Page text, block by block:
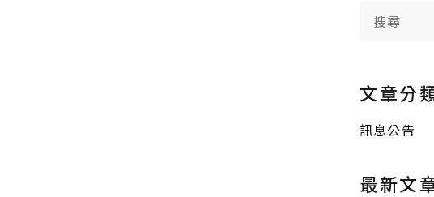
文章分
訊息公告
最新文